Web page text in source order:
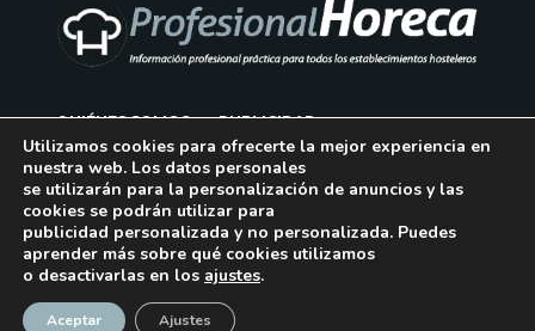
QUIÉNES SOMOS PUBLICIDAD
AVISO LEGAL
POLÍTICA DE COOKIES
POLÍTICA DE PRIVACIDAD
CONTACTO
¡Suscríbase!
Utilizamos cookies para ofrecerte la mejor experiencia en
nuestra web. Los datos personales
se utilizarán para la personalización de anuncios y las
cookies se podrán utilizar para
publicidad personalizada y no personalizada. Puedes
aprender más sobre qué cookies utilizamos
o desactivarlas en los ajustes.
Aceptar Ajustes